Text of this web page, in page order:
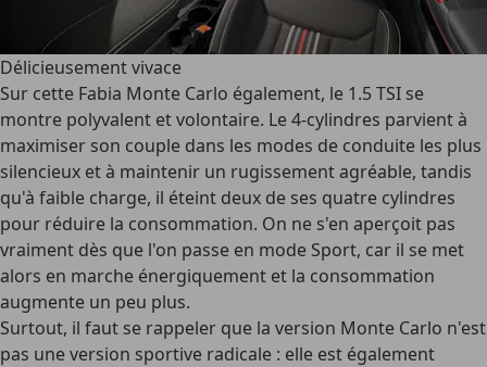
Délicieusement vivace
Sur cette Fabia Monte Carlo également, le 1.5 TSI se
montre polyvalent et volontaire. Le 4-cylindres parvient à
maximiser son couple dans les modes de conduite les plus
silencieux et à maintenir un rugissement agréable, tandis
qu'à faible charge, il éteint deux de ses quatre cylindres
pour réduire la consommation. On ne s'en aperçoit pas
vraiment dès que l'on passe en mode Sport, car il se met
alors en marche énergiquement et la consommation
augmente un peu plus.
Surtout, il faut se rappeler que la version Monte Carlo n'est
pas une version sportive radicale : elle est également